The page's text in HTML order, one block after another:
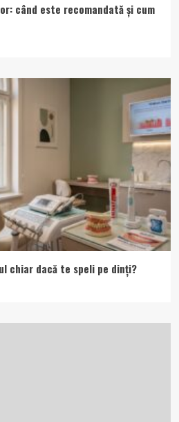
când este recomandată și cum
chiar dacă te speli pe dinți?